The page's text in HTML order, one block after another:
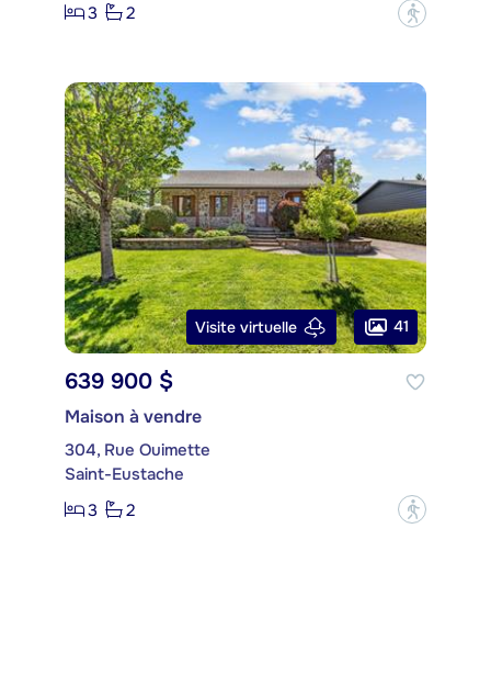
3
2 ?
Visite virtuelle 41
639 900 $
Maison à vendre
304, Rue Ouimette
Saint-Eustache
3
2 ?